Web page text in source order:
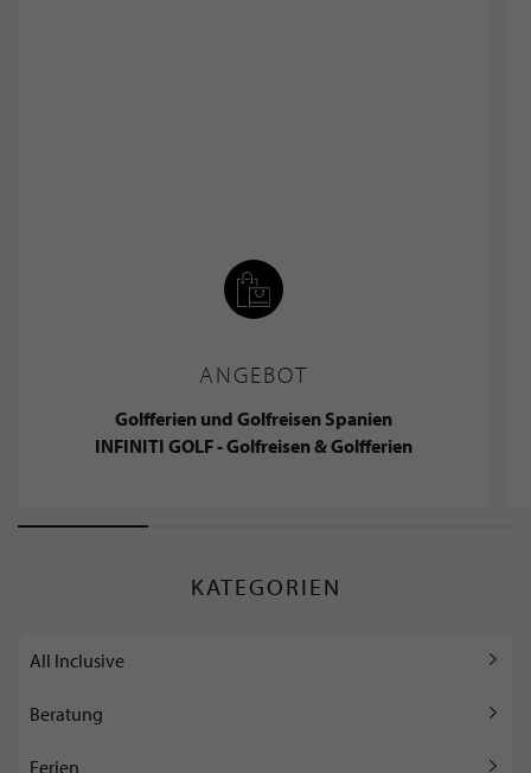
ANGEBOT
Golfferien und Golfreisen Spanien
INFINITI GOLF - Golfreisen & Golfferien
KATEGORIEN
All Inclusive
Beratung
Ferien